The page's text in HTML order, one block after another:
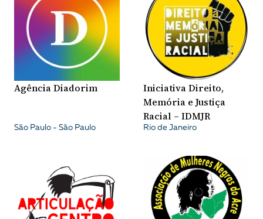
Agência Diadorim
São Paulo - São Paulo
Iniciativa Direito,
Memória e Justiça
Racial – IDMJR
Rio de Janeiro